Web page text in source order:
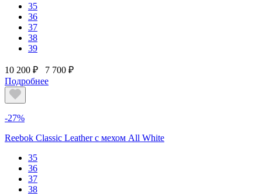
35
36
37
38
39
10 200 ₽
7 700 ₽
Подробнее
-27%
Reebok Classic Leather с мехом All White
35
36
37
38